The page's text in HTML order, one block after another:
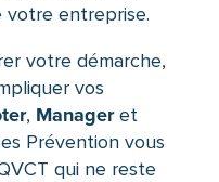
votre entreprise.
votre démarche,
vos
, Manageret
Prévention vous
qui ne reste